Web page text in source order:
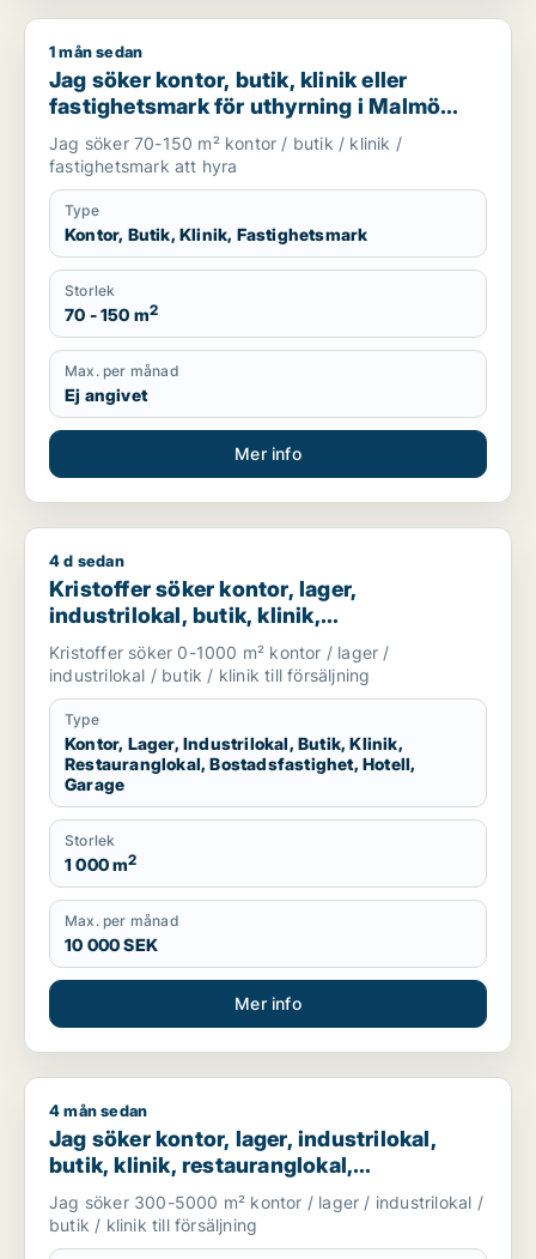
Jag söker kontor, butik, klinik eller fastighetsmark för
1 mån sedan
Jag söker kontor, butik, klinik eller
fastighetsmark för uthyrning i Malmö
Centrum, Kirseberg eller Husie m.fl.
Jag söker 70-150 m² kontor / butik / klinik /
fastighetsmark att hyra
Type
Kontor, Butik, Klinik, Fastighetsmark
Storlek
70 - 150 m2
Max. per månad
Ej angivet
Mer info
Kristoffer söker kontor, lager, industrilokal, butik, klinik,
4 d sedan
Kristoffer söker kontor, lager,
industrilokal, butik, klinik,
restauranglokal, bostadsfastighet, hotell
eller garage till salu i Sotenäs, Vårgårda
eller Grästorp m.fl.
Kristoffer söker 0-1000 m² kontor / lager /
industrilokal / butik / klinik till försäljning
Type
Kontor, Lager, Industrilokal, Butik, Klinik,
Restauranglokal, Bostadsfastighet, Hotell,
Garage
Storlek
1 000 m2
Max. per månad
10 000 SEK
Mer info
Jag söker kontor, lager, industrilokal, butik, klinik,
4 mån sedan
Jag söker kontor, lager, industrilokal,
butik, klinik, restauranglokal,
fastighetsmark, bostadsfastighet, hotell
eller garage till salu i Malmö
Jag söker 300-5000 m² kontor / lager / industrilokal /
butik / klinik till försäljning